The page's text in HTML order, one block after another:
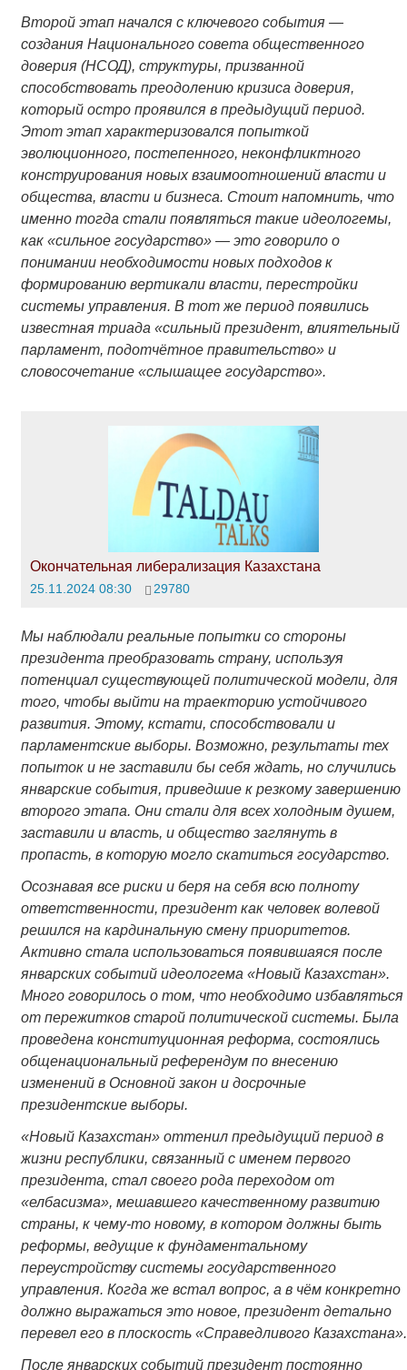
Второй этап начался с ключевого события —
создания Национального совета общественного
доверия (НСОД), структуры, призванной
способствовать преодолению кризиса доверия,
который остро проявился в предыдущий период.
Этот этап характеризовался попыткой
эволюционного, постепенного, неконфликтного
конструирования новых взаимоотношений власти и
общества, власти и бизнеса. Стоит напомнить, что
именно тогда стали появляться такие идеологемы,
как «сильное государство» — это говорило о
понимании необходимости новых подходов к
формированию вертикали власти, перестройки
системы управления. В тот же период появились
известная триада «сильный президент, влиятельный
парламент, подотчётное правительство» и
словосочетание «слышащее государство».
Окончательная либерализация Казахстана
25.11.2024 08:30 29780
Мы наблюдали реальные попытки со стороны
президента преобразовать страну, используя
потенциал существующей политической модели, для
того, чтобы выйти на траекторию устойчивого
развития. Этому, кстати, способствовали и
парламентские выборы. Возможно, результаты тех
попыток и не заставили бы себя ждать, но случились
январские события, приведшие к резкому завершению
второго этапа. Они стали для всех холодным душем,
заставили и власть, и общество заглянуть в
пропасть, в которую могло скатиться государство.
Осознавая все риски и беря на себя всю полноту
ответственности, президент как человек волевой
решился на кардинальную смену приоритетов.
Активно стала использоваться появившаяся после
январских событий идеологема «Новый Казахстан».
Много говорилось о том, что необходимо избавляться
от пережитков старой политической системы. Была
проведена конституционная реформа, состоялись
общенациональный референдум по внесению
изменений в Основной закон и досрочные
президентские выборы.
«Новый Казахстан» оттенил предыдущий период в
жизни республики, связанный с именем первого
президента, стал своего рода переходом от
«елбасизма», мешавшего качественному развитию
страны, к чему-то новому, в котором должны быть
реформы, ведущие к фундаментальному
переустройству системы государственного
управления. Когда же встал вопрос, а в чём конкретно
должно выражаться это новое, президент детально
перевел его в плоскость «Справедливого Казахстана».
После январских событий президент постоянно